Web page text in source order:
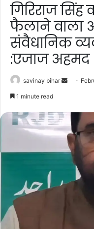
गिरिराज
फैलाने वाला
संवैधानिक
:एजाज अहमद
savinay bihar
Send
1 minute read